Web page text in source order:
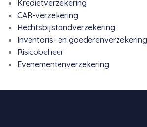
Kredietverzekering
CAR-verzekering
Rechtsbijstandverzekering
Inventaris- en goederenverzekering
Risicobeheer
Evenementenverzekering